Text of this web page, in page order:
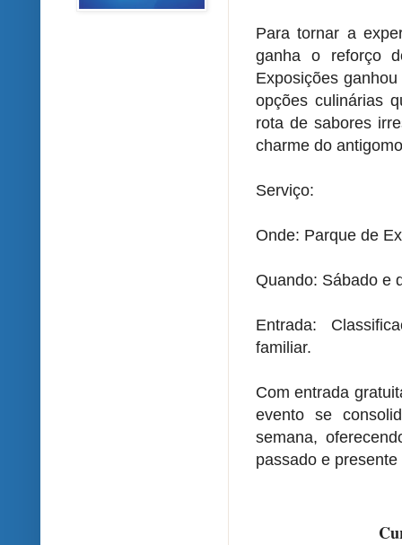
Para tornar a
ganha o reforço
Exposições
opções culinárias
rota de sabores
charme do
Serviço:
Onde: Parque de
Quando: Sábado e
Entrada:
familiar.
Com entrada
evento se
semana,
passado e